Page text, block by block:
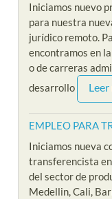
Iniciamos nuevo
para nuestra
jurídico remoto.
encontramos en
o de carreras
desarrollo
Leer
EMPLEO PARA
Iniciamos nueva
transferencista
del sector de
Medellin, Cali,